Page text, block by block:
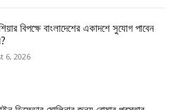
বিপক্ষে বাংলাদেশের একাদশে সুযোগ পাবেন
6, 2026